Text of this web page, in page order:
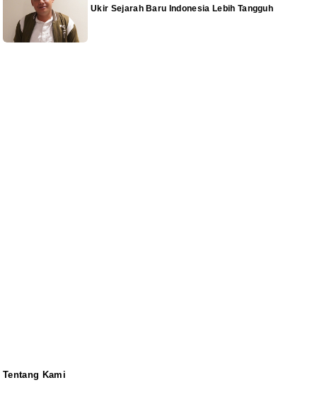
Ukir Sejarah Baru Indonesia Lebih Tangguh
Tentang Kami